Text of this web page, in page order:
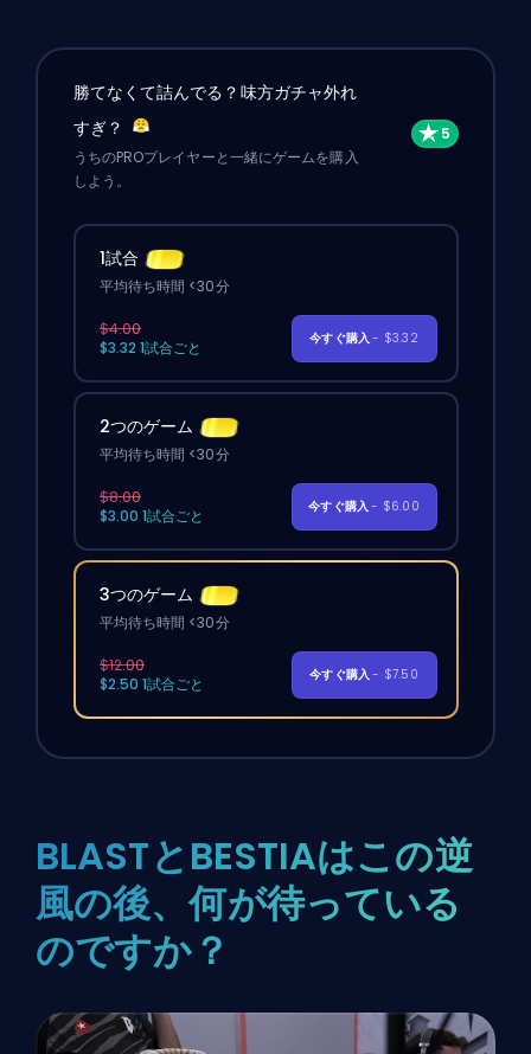
勝てなくて詰んでる？味方ガチャ外れ
すぎ？
うちのPROプレイヤーと一緒にゲームを購入
しよう。
1試合
平均待ち時間 <30分
$4.00
$3.32 1試合ごと
今すぐ購入- $3.32
2つのゲーム
平均待ち時間 <30分
$8.00
$3.00 1試合ごと
今すぐ購入- $6.00
3つのゲーム
平均待ち時間 <30分
$12.00
$2.50 1試合ごと
今すぐ購入- $7.50
BLASTとBESTIAはこの逆
風の後、何が待っている
のですか？